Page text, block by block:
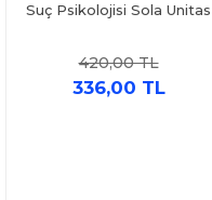
Suç Psikolojisi Sola Unitas
420,00 TL
336,00 TL